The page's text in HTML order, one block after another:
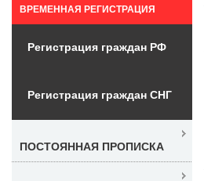
ВРЕМЕННАЯ РЕГИСТРАЦИЯ
Регистрация граждан РФ
Регистрация граждан СНГ
ПОСТОЯННАЯ ПРОПИСКА